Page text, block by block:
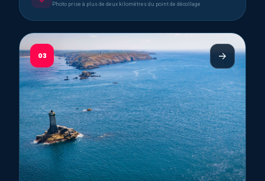
Photo prise à plus de deux kilomètres du point de décollage
03